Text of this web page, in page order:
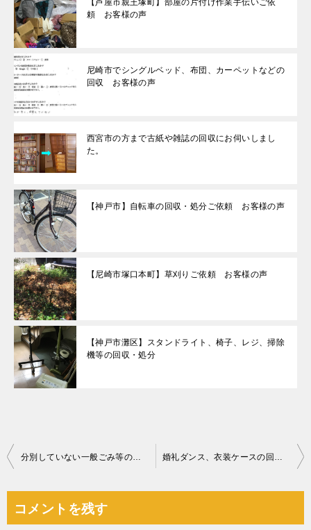
【芦屋市親王塚町】部屋の片付け作業手伝いご依
頼 お客様の声
尼崎市でシングルベッド、布団、カーペットなどの
回収 お客様の声
西宮市の方まで古紙や雑誌の回収にお伺いしまし
た。
【神戸市】自転車の回収・処分ご依頼 お客様の声
【尼崎市塚口本町】草刈りご依頼 お客様の声
【神戸市灘区】スタンドライト、椅子、レジ、掃除
機等の回収・処分
投
ビ
分別していない一般ごみ等の回収・処分ご依頼 お客様の声 婚礼ダンス、衣装ケースの回収・処分ご依頼 お客様の声
コメントを残す